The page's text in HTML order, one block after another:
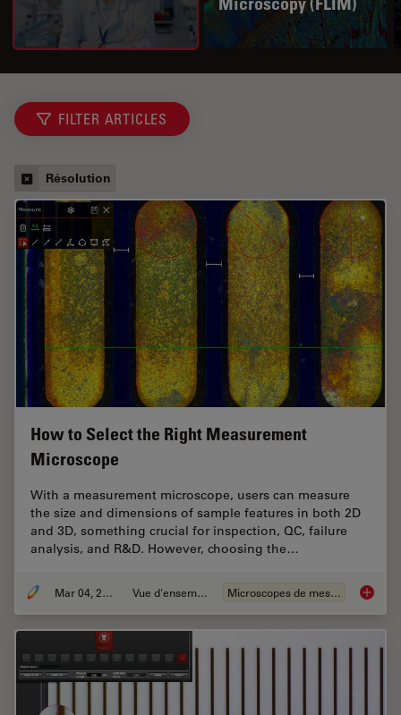
FILTER ARTICLES
Résolution
How to Select the Right Measurement
Microscope
With a measurement microscope, users can measure
the size and dimensions of sample features in both 2D
and 3D, something crucial for inspection, QC, failure
analysis, and R&D. However, choosing the…
Mar 04, 2026 Vue d'ensemble Microscopes de mesure How to